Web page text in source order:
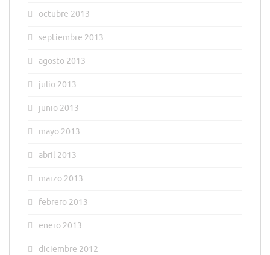
octubre 2013
septiembre 2013
agosto 2013
julio 2013
junio 2013
mayo 2013
abril 2013
marzo 2013
febrero 2013
enero 2013
diciembre 2012